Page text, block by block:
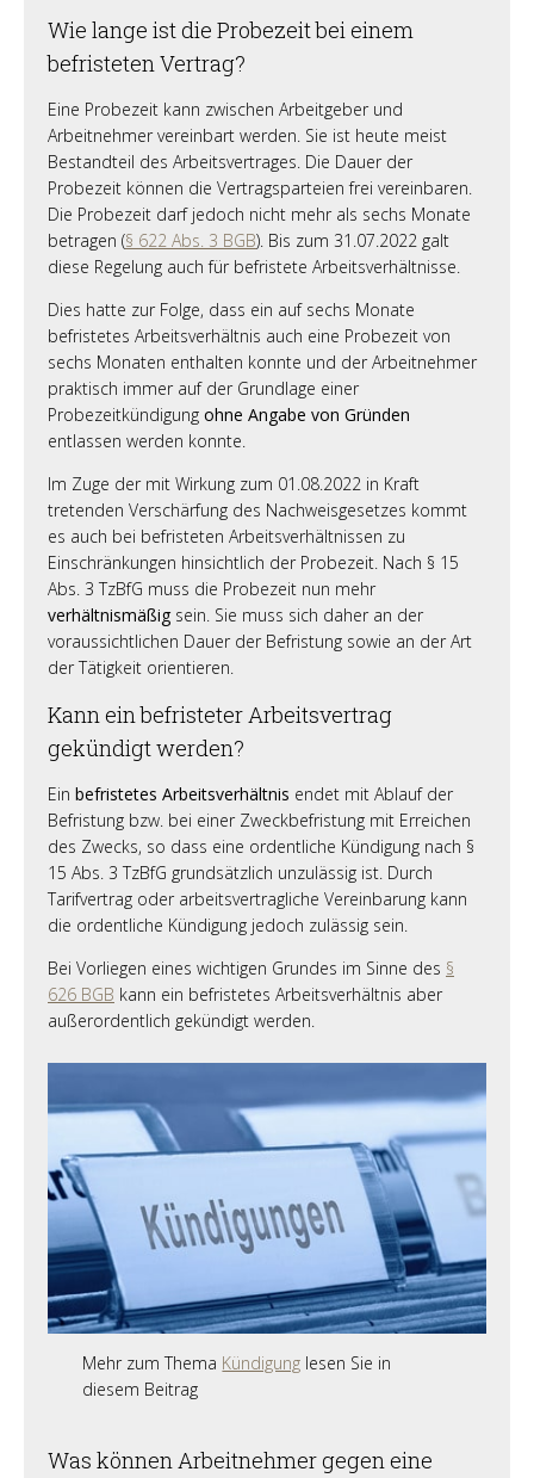
Wie lange ist die Probezeit bei einem
befristeten Vertrag?
Eine Probezeit kann zwischen Arbeitgeber und
Arbeitnehmer vereinbart werden. Sie ist heute meist
Bestandteil des Arbeitsvertrages. Die Dauer der
Probezeit können die Vertragsparteien frei vereinbaren.
Die Probezeit darf jedoch nicht mehr als sechs Monate
betragen (§ 622 Abs. 3 BGB). Bis zum 31.07.2022 galt
diese Regelung auch für befristete Arbeitsverhältnisse.
Dies hatte zur Folge, dass ein auf sechs Monate
befristetes Arbeitsverhältnis auch eine Probezeit von
sechs Monaten enthalten konnte und der Arbeitnehmer
praktisch immer auf der Grundlage einer
Probezeitkündigung ohne Angabe von Gründen
entlassen werden konnte.
Im Zuge der mit Wirkung zum 01.08.2022 in Kraft
tretenden Verschärfung des Nachweisgesetzes kommt
es auch bei befristeten Arbeitsverhältnissen zu
Einschränkungen hinsichtlich der Probezeit. Nach § 15
Abs. 3 TzBfG muss die Probezeit nun mehr
verhältnismäßig sein. Sie muss sich daher an der
voraussichtlichen Dauer der Befristung sowie an der Art
der Tätigkeit orientieren.
Kann ein befristeter Arbeitsvertrag
gekündigt werden?
Ein befristetes Arbeitsverhältnis endet mit Ablauf der
Befristung bzw. bei einer Zweckbefristung mit Erreichen
des Zwecks, so dass eine ordentliche Kündigung nach §
15 Abs. 3 TzBfG grundsätzlich unzulässig ist. Durch
Tarifvertrag oder arbeitsvertragliche Vereinbarung kann
die ordentliche Kündigung jedoch zulässig sein.
Bei Vorliegen eines wichtigen Grundes im Sinne des §
626 BGB kann ein befristetes Arbeitsverhältnis aber
außerordentlich gekündigt werden.
Mehr zum Thema Kündigung lesen Sie in
diesem Beitrag
Was können Arbeitnehmer gegen eine